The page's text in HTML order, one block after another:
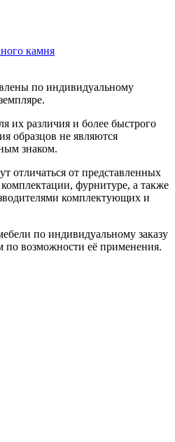
камня
по индивидуальному
их различия и более быстрого
образцов не являются
знаком.
отличаться от представленных
комплектации, фурнитуре, а также
комплектующих и
по индивидуальному заказу
по возможности её применения.